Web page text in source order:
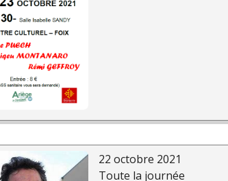
22 octobre 2021
Toute la journée